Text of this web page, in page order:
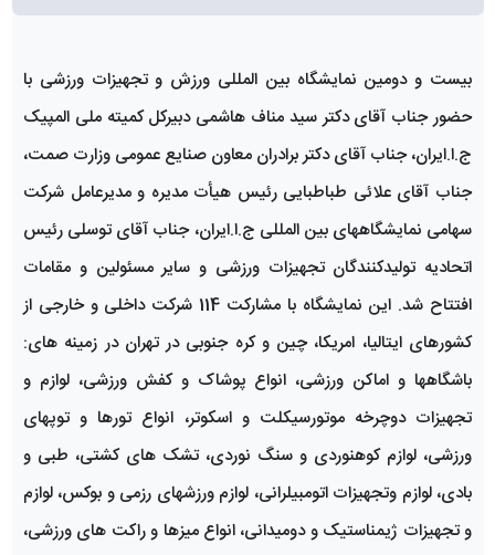
بیست و دومین نمایشگاه بین المللی ورزش و تجهیزات ورزشی با
حضور جناب آقای دکتر سید مناف هاشمی دبیرکل کمیته ملی المپیک
ج.ا.ایران، جناب آقای دکتر برادران معاون صنایع عمومی وزارت صمت،
جناب آقای علائی طباطبایی رئیس هیأت مدیره و مدیرعامل شرکت
سهامی نمایشگاههای بین المللی ج.ا.ایران، جناب آقای توسلی رئیس
اتحادیه تولیدکنندگان تجهیزات ورزشی و سایر مسئولین و مقامات
افتتاح شد. این نمایشگاه با مشارکت 114 شرکت داخلی و خارجی از
کشورهای ایتالیا، امریکا، چین و کره جنوبی در تهران در زمینه های:
باشگاهها و اماکن ورزشی، انواع پوشاک و کفش ورزشی، لوازم و
تجهیزات دوچرخه موتورسیکلت و اسکوتر، انواع تورها و توپهای
ورزشی، لوازم کوهنوردی و سنگ نوردی، تشک های کشتی، طبی و
بادی، لوازم وتجهیزات اتومبیلرانی، لوازم ورزشهای رزمی و بوکس، لوازم
و تجهیزات ژیمناستیک و دومیدانی، انواع میزها و راکت های ورزشی،